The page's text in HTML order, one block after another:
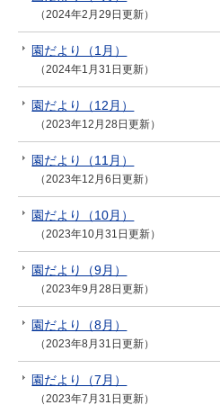
（2024年2月29日更新）
園だより（1月）
（2024年1月31日更新）
園だより（12月）
（2023年12月28日更新）
園だより（11月）
（2023年12月6日更新）
園だより（10月）
（2023年10月31日更新）
園だより（9月）
（2023年9月28日更新）
園だより（8月）
（2023年8月31日更新）
園だより（7月）
（2023年7月31日更新）